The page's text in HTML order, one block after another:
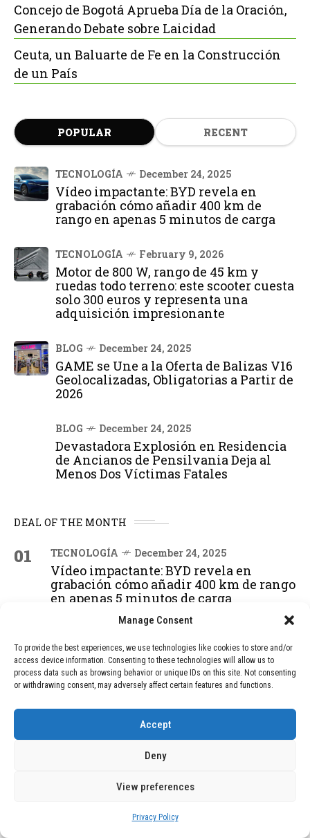
Manage Consent
To provide the best experiences, we use technologies like cookies to store and/or
access device information. Consenting to these technologies will allow us to
process data such as browsing behavior or unique IDs on this site. Not consenting
or withdrawing consent, may adversely affect certain features and functions.
Accept
Deny
View preferences
Privacy Policy
Concejo de Bogotá Aprueba Día de la Oración,
Generando Debate sobre Laicidad
Ceuta, un Baluarte de Fe en la Construcción
de un País
POPULAR RECENT
TECNOLOGÍA December 24, 2025
Vídeo impactante: BYD revela en
grabación cómo añadir 400 km de
rango en apenas 5 minutos de carga
TECNOLOGÍA February 9, 2026
Motor de 800 W, rango de 45 km y
ruedas todo terreno: este scooter cuesta
solo 300 euros y representa una
adquisición impresionante
BLOG December 24, 2025
GAME se Une a la Oferta de Balizas V16
Geolocalizadas, Obligatorias a Partir de
2026
BLOG December 24, 2025
Devastadora Explosión en Residencia
de Ancianos de Pensilvania Deja al
Menos Dos Víctimas Fatales
DEAL OF THE MONTH
01 TECNOLOGÍA December 24, 2025
Vídeo impactante: BYD revela en
grabación cómo añadir 400 km de rango
en apenas 5 minutos de carga
02 TECNOLOGÍA February 9, 2026
Motor de 800 W, rango de 45 km y
ruedas todo terreno: este scooter cuesta
solo 300 euros y representa una
adquisición impresionante
December 24, 2025
Geolocalizadas, Obligatorias a Partir de